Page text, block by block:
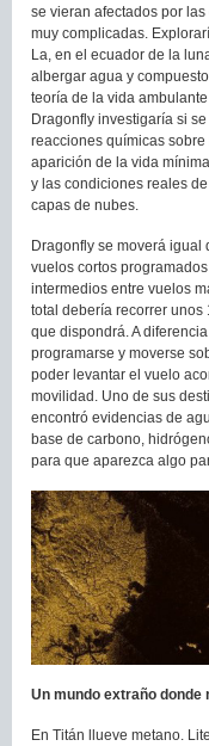
se vieran afectados por
muy complicadas.
La, en el ecuador de la
albergar agua y
teoría de la vida
Dragonfly investigaría si
reacciones químicas
aparición de la vida
y las condiciones reales
capas de nubes.
Dragonfly se moverá igual
vuelos cortos
intermedios entre vuelos
total debería recorrer unos
que dispondrá. A
programarse y moverse
poder levantar el vuelo
movilidad. Uno de sus
encontró evidencias de
base de carbono,
para que aparezca algo
Un mundo extraño
En Titán llueve metano.